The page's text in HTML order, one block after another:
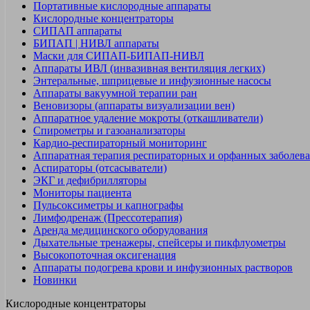
Портативные кислородные аппараты
Кислородные концентраторы
СИПАП аппараты
БИПАП | НИВЛ аппараты
Маски для СИПАП-БИПАП-НИВЛ
Аппараты ИВЛ (инвазивная вентиляция легких)
Энтеральные, шприцевые и инфузионные насосы
Аппараты вакуумной терапии ран
Веновизоры (аппараты визуализации вен)
Аппаратное удаление мокроты (откашливатели)
Спирометры и газоанализаторы
Кардио-респираторный мониторинг
Аппаратная терапия респираторных и орфанных
Аспираторы (отсасыватели)
ЭКГ и дефибрилляторы
Мониторы пациента
Пульсоксиметры и капнографы
Лимфодренаж (Прессотерапия)
Аренда медицинского оборудования
Дыхательные тренажеры, спейсеры и пикфлуометры
Высокопоточная оксигенация
Аппараты подогрева крови и инфузионных растворов
Новинки
Кислородные концентраторы